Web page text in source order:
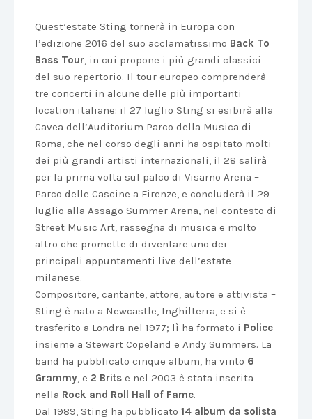
–
Quest’estate Sting tornerà in Europa con
l’edizione 2016 del suo acclamatissimo Back To
Bass Tour, in cui propone i più grandi classici
del suo repertorio. Il tour europeo comprenderà
tre concerti in alcune delle più importanti
location italiane: il 27 luglio Sting si esibirà alla
Cavea dell’Auditorium Parco della Musica di
Roma, che nel corso degli anni ha ospitato molti
dei più grandi artisti internazionali, il 28 salirà
per la prima volta sul palco di Visarno Arena –
Parco delle Cascine a Firenze, e concluderà il 29
luglio alla Assago Summer Arena, nel contesto di
Street Music Art, rassegna di musica e molto
altro che promette di diventare uno dei
principali appuntamenti live dell’estate
milanese.
Compositore, cantante, attore, autore e attivista –
Sting è nato a Newcastle, Inghilterra, e si è
trasferito a Londra nel 1977; lì ha formato i Police
insieme a Stewart Copeland e Andy Summers. La
band ha pubblicato cinque album, ha vinto 6
Grammy, e 2 Brits e nel 2003 è stata inserita
nella Rock and Roll Hall of Fame.
Dal 1989, Sting ha pubblicato 14 album da solista